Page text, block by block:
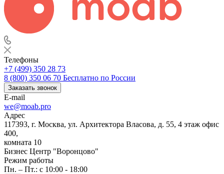
Телефоны
+7 (499) 350 28 73
8 (800) 350 06 70 Бесплатно по России
Заказать звонок
E-mail
we@moab.pro
Адрес
117393, г. Москва, ул. Архитектора Власова, д. 55, 4 этаж офис
400,
комната 10
Бизнес Центр "Воронцово"
Режим работы
Пн. – Пт.: с 10:00 - 18:00